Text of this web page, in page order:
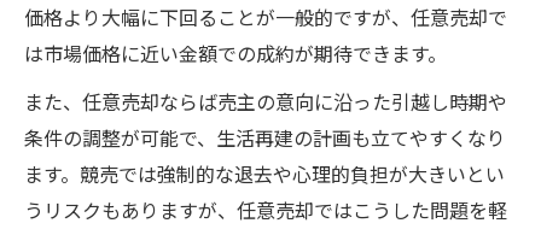
価格より大幅に下回ることが一般的ですが、任意売却で
は市場価格に近い金額での成約が期待できます。
また、任意売却ならば売主の意向に沿った引越し時期や
条件の調整が可能で、生活再建の計画も立てやすくなり
ます。競売では強制的な退去や心理的負担が大きいとい
うリスクもありますが、任意売却ではこうした問題を軽